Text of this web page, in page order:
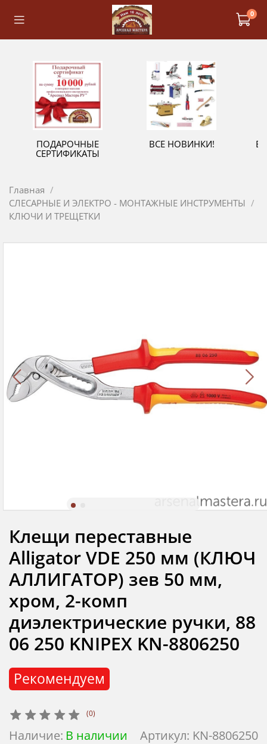
0
ПОДАРОЧНЫЕ
СЕРТИФИКАТЫ
ВСЕ НОВИНКИ!
Главная
СЛЕСАРНЫЕ И ЭЛЕКТРО - МОНТАЖНЫЕ ИНСТРУМЕНТЫ
КЛЮЧИ И ТРЕЩЕТКИ
(0)
Артикул: KN-8806250
Наличие: В наличии
Рекомендуем
Клещи переставные
Alligator VDE 250 мм (КЛЮЧ
АЛЛИГАТОР) зев 50 мм,
хром, 2-комп
диэлектрические ручки, 88
06 250 KNIPEX KN-8806250